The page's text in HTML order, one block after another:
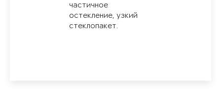
частичное
остекление, узкий
стеклопакет.